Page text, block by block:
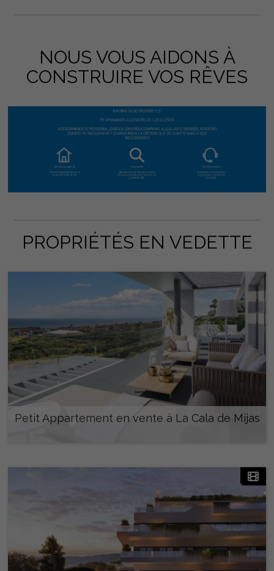
NOUS VOUS AIDONS À
CONSTRUIRE VOS RÊVES
PROPRIÉTÉS EN VEDETTE
Petit Appartement en vente à La Cala de Mijas